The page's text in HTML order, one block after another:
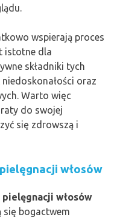
wspierają proces
istotne dla
składniki tych
oraz
Warto więc
do swojej
się zdrowszą i
pielęgnacji włosów
włosów
się bogactwem